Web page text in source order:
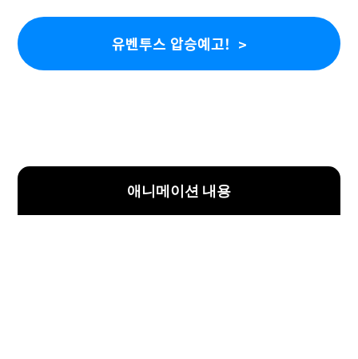
유벤투스 압승예고!
애니메이션 내용